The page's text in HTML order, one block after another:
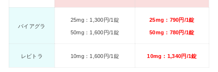
バイアグラ
25mg：1,300円/1錠
50mg：1,600円/1錠
25mg：790円/1錠
50mg：780円/1錠
レビトラ 10mg：1,600円/1錠 10mg：1,340円/1錠